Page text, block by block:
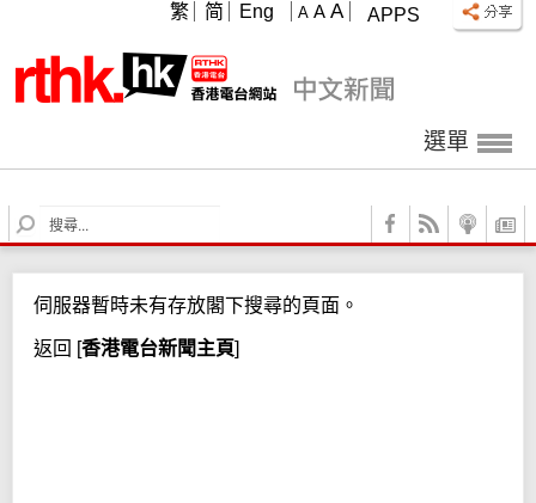
APPS
A A A
繁 简 Eng
選單
S
e
c
h
伺服器暫時未有存放閣下搜尋的頁面。
返回 [香港電台新聞主頁]